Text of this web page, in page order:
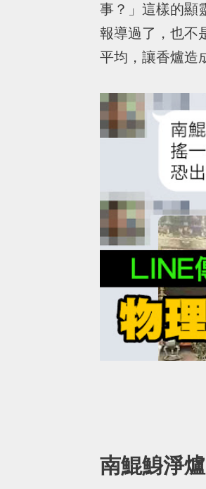
事？」這樣的顯
報導過了，也不
平均，讓香爐造
南鯤鯓淨